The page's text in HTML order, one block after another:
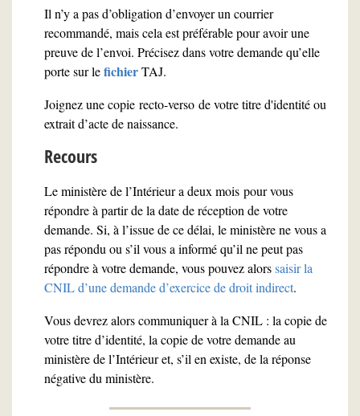
Il n’y a pas d’obligation d’envoyer un courrier
recommandé, mais cela est préférable pour avoir une
preuve de l’envoi. Précisez dans votre demande qu’elle
porte sur lefichierTAJ.
Joignez une copie recto-verso de votre titre d'identité ou
extrait d’acte de naissance.
Recours
Le ministère de l’Intérieur a deux mois pour vous
répondre à partir de la date de réception de votre
demande. Si, à l’issue de ce délai, le ministère ne vous a
pas répondu ou s’il vous a informé qu’il ne peut pas
répondre à votre demande, vous pouvez alorssaisir la
CNIL d’une demande d’exercice de droit indirect.
Vous devrez alors communiquer à la CNIL : la copie de
votre titre d’identité, la copie de votre demande au
ministère de l’Intérieur et, s’il en existe, de la réponse
négative du ministère.